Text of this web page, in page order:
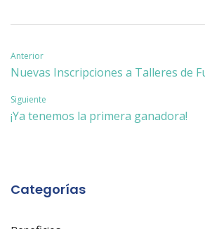
Navegación
de
entradas
Anterior
Nuevas Inscripciones a Talleres de
Siguiente
¡Ya tenemos la primera ganadora!
Categorías